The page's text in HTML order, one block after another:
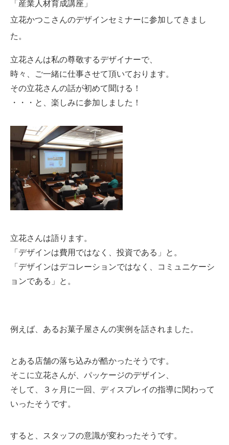
「産業人材育成講座」
立花かつこさんのデザインセミナーに参加してきまし
た。
立花さんは私の尊敬するデザイナーで、
時々、ご一緒に仕事させて頂いております。
その立花さんの話が初めて聞ける！
・・・と、楽しみに参加しました！
立花さんは語ります。
「デザインは費用ではなく、投資である」と。
「デザインはデコレーションではなく、コミュニケーシ
ョンである」と。
例えば、あるお菓子屋さんの実例を話されました。
とある店舗の落ち込みが酷かったそうです。
そこに立花さんが、パッケージのデザイン、
そして、３ヶ月に一回、ディスプレイの指導に関わって
いったそうです。
すると、スタッフの意識が変わったそうです。